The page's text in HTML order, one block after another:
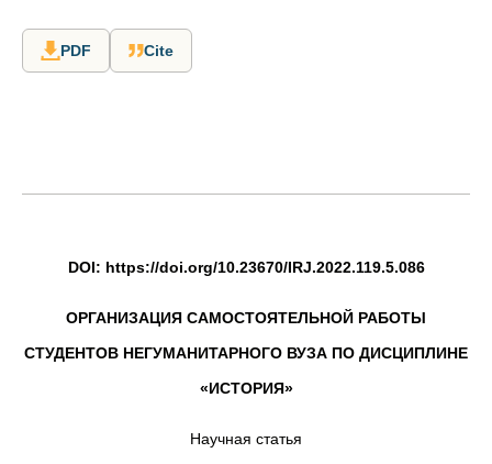
PDF Cite
DOI: https://doi.org/10.23670/IRJ.2022.119.5.086
ОРГАНИЗАЦИЯ САМОСТОЯТЕЛЬНОЙ РАБОТЫ
СТУДЕНТОВ НЕГУМАНИТАРНОГО ВУЗА ПО ДИСЦИПЛИНЕ
«ИСТОРИЯ»
Научная статья